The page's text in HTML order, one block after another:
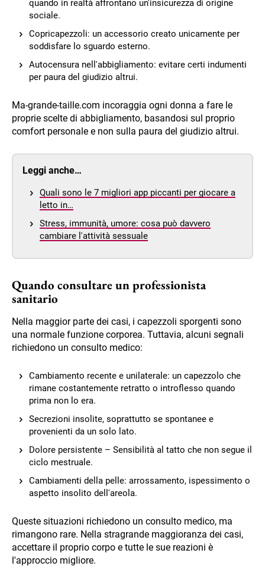
quando in realtà affrontano un'insicurezza di origine
sociale.
Copricapezzoli: un accessorio creato unicamente per
soddisfare lo sguardo esterno.
Autocensura nell'abbigliamento: evitare certi indumenti
per paura del giudizio altrui.
Ma-grande-taille.com incoraggia ogni donna a fare le
proprie scelte di abbigliamento, basandosi sul proprio
comfort personale e non sulla paura del giudizio altrui.
Leggi anche…
Quali sono le 7 migliori app piccanti per giocare a
letto in…
Stress, immunità, umore: cosa può davvero
cambiare l'attività sessuale
Quando consultare un professionista
sanitario
Nella maggior parte dei casi, i capezzoli sporgenti sono
una normale funzione corporea. Tuttavia, alcuni segnali
richiedono un consulto medico:
Cambiamento recente e unilaterale: un capezzolo che
rimane costantemente retratto o introflesso quando
prima non lo era.
Secrezioni insolite, soprattutto se spontanee e
provenienti da un solo lato.
Dolore persistente – Sensibilità al tatto che non segue il
ciclo mestruale.
Cambiamenti della pelle: arrossamento, ispessimento o
aspetto insolito dell'areola.
Queste situazioni richiedono un consulto medico, ma
rimangono rare. Nella stragrande maggioranza dei casi,
accettare il proprio corpo e tutte le sue reazioni è
l'approccio migliore.